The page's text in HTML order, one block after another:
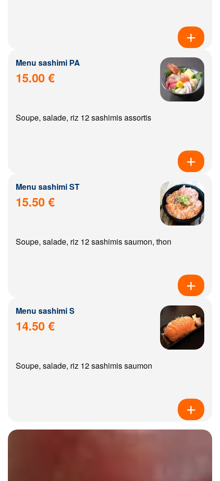
Menu sashimi PA
15.00 €
Soupe, salade, riz 12 sashimis assortis
Menu sashimi ST
15.50 €
Soupe, salade, riz 12 sashimis saumon, thon
Menu sashimi S
14.50 €
Soupe, salade, riz 12 sashimis saumon